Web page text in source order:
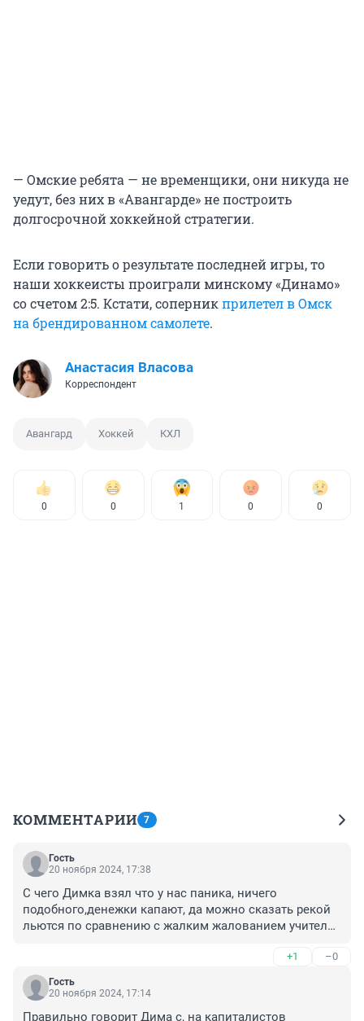
— Омские ребята — не временщики, они никуда не
уедут, без них в «Авангарде» не построить
долгосрочной хоккейной стратегии.
Если говорить о результате последней игры, то
наши хоккеисты проиграли минскому «Динамо»
со счетом 2:5. Кстати, соперникприлетел в Омск
на брендированном самолете.
Анастасия Власова
Корреспондент
Авангард Хоккей КХЛ
0 0 1 0 0
КОММЕНТАРИИ 7
Гость
20 ноября 2024, 17:38
С чего Димка взял что у нас паника, ничего
подобного,денежки капают, да можно сказать рекой
льются по сравнению с жалким жалованием учителей
+1 –0
Гость
20 ноября 2024, 17:14
Правильно говорит Дима с, на капиталистов